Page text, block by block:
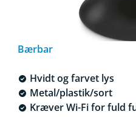
Bærbar
Hvidt og farvet lys
Metal/plastik/sort
Kræver Wi-Fi for fuld